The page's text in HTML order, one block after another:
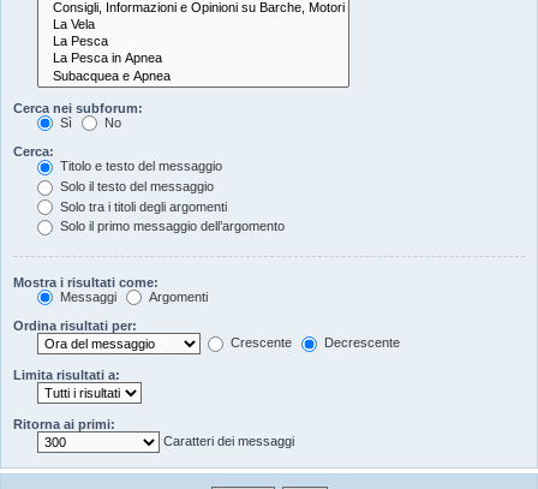
Cerca nei subforum:
Sì
No
Cerca:
Titolo e testo del messaggio
Solo il testo del messaggio
Solo tra i titoli degli argomenti
Solo il primo messaggio dell’argomento
Mostra i risultati come:
Messaggi
Argomenti
Ordina risultati per:
Crescente
Decrescente
Limita risultati a:
Ritorna ai primi:
Caratteri dei messaggi